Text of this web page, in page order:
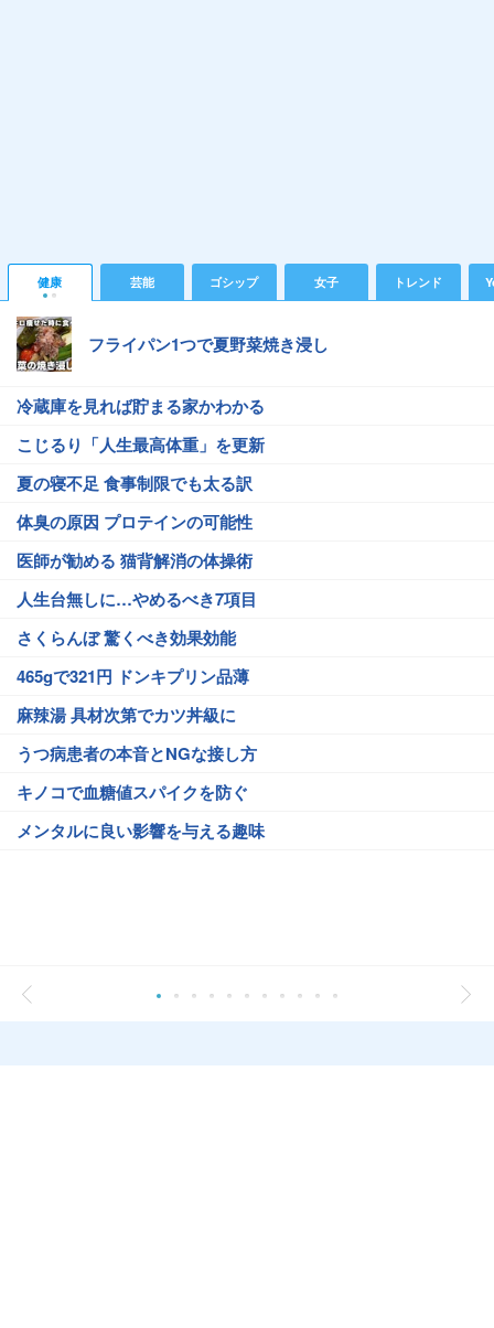
健康 芸能 ゴシップ 女子 トレンド
フライパン1つで夏野菜焼き浸し
冷蔵庫を見れば貯まる家かわかる
こじるり「人生最高体重」を更新
夏の寝不足 食事制限でも太る訳
体臭の原因 プロテインの可能性
医師が勧める 猫背解消の体操術
人生台無しに…やめるべき7項目
さくらんぼ 驚くべき効果効能
465gで321円 ドンキプリン品薄
麻辣湯 具材次第でカツ丼級に
うつ病患者の本音とNGな接し方
キノコで血糖値スパイクを防ぐ
メンタルに良い影響を与える趣味